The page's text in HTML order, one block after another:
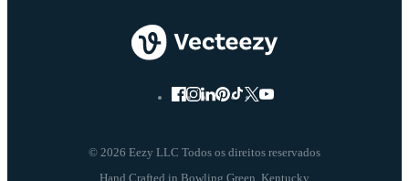
© 2026 Eezy LLC Todos os direitos reservados